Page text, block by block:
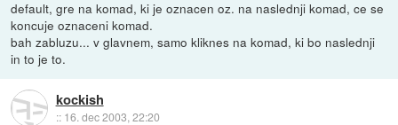
default, gre na komad, ki je oznacen oz. na naslednji komad, ce se
koncuje oznaceni komad.
bah zabluzu... v glavnem, samo kliknes na komad, ki bo naslednji
in to je to.
kockish
:: 16. dec 2003, 22:20